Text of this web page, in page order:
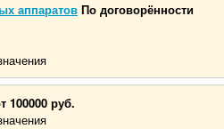
аппаратов По договорённости
100000 руб.